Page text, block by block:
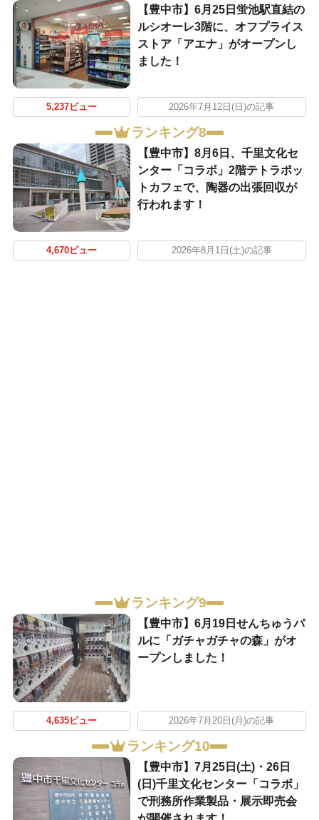
【豊中市】6月25日蛍池駅直結の
ルシオーレ3階に、オフプライス
ストア「アエナ」がオープンし
ました！
5,237ビュー 2026年7月12日(日)の記事
ランキング8
【豊中市】8月6日、千里文化セ
ンター「コラボ」2階テトラポッ
トカフェで、陶器の出張回収が
行われます！
4,670ビュー 2026年8月1日(土)の記事
ランキング9
【豊中市】6月19日せんちゅうパ
ルに「ガチャガチャの森」がオ
ープンしました！
4,635ビュー 2026年7月20日(月)の記事
ランキング10
【豊中市】7月25日(土)・26日
(日)千里文化センター「コラボ」
で刑務所作業製品・展示即売会